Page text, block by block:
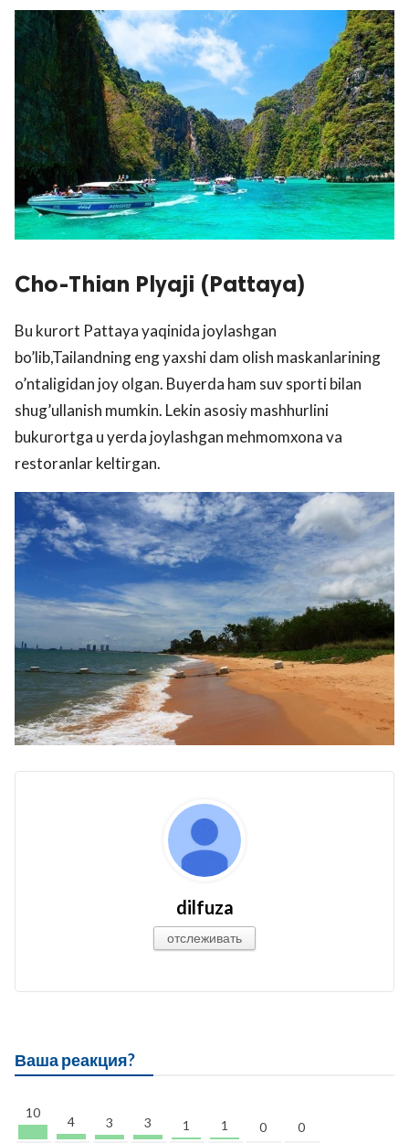
Cho-Thian Plyaji (Pattaya)
Bu kurort Pattaya yaqinida joylashgan
bo’lib,Tailandning eng yaxshi dam olish maskanlarining
o’ntaligidan joy olgan. Buyerda ham suv sporti bilan
shug’ullanish mumkin. Lekin asosiy mashhurlini
bukurortga u yerda joylashgan mehmomxona va
restoranlar keltirgan.
dilfuza
отслеживать
Ваша реакция?
10
4 3 3 1 1 0 0